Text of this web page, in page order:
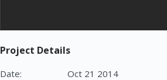
Project Details
Date:
Oct 21 2014